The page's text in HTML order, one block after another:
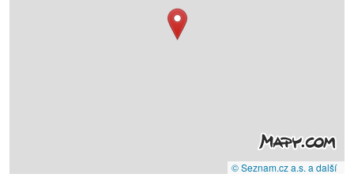
© Seznam.cz a.s. a další